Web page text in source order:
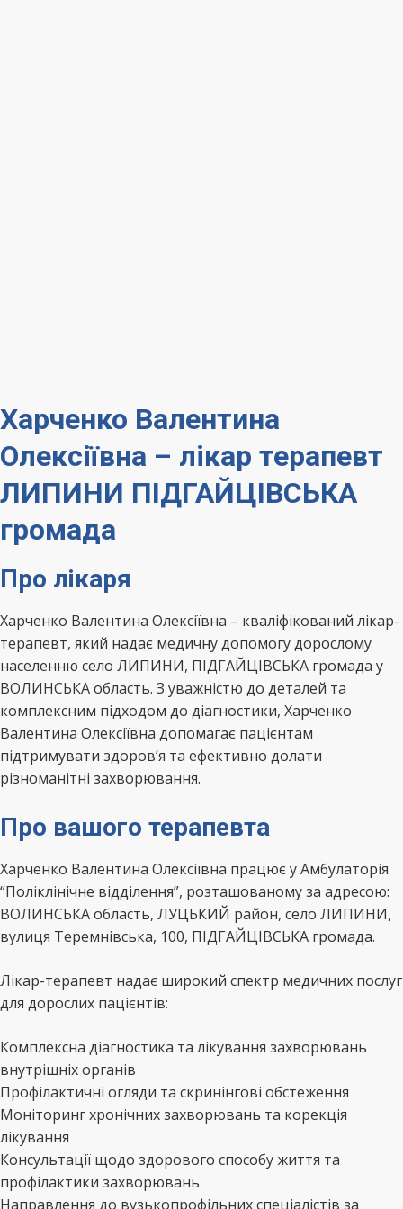
Харченко Валентина
Олексіївна – лікар терапевт
ЛИПИНИ ПІДГАЙЦІВСЬКА
громада
Про лікаря
Харченко Валентина Олексіївна – кваліфікований лікар-
терапевт, який надає медичну допомогу дорослому
населенню село ЛИПИНИ, ПІДГАЙЦІВСЬКА громада у
ВОЛИНСЬКА область. З уважністю до деталей та
комплексним підходом до діагностики, Харченко
Валентина Олексіївна допомагає пацієнтам
підтримувати здоров’я та ефективно долати
різноманітні захворювання.
Про вашого терапевта
Харченко Валентина Олексіївна працює у Амбулаторія
“Поліклінічне відділення”, розташованому за адресою:
ВОЛИНСЬКА область, ЛУЦЬКИЙ район, село ЛИПИНИ,
вулиця Теремнівська, 100, ПІДГАЙЦІВСЬКА громада.
Лікар-терапевт надає широкий спектр медичних послуг
для дорослих пацієнтів:
Комплексна діагностика та лікування захворювань
внутрішніх органів
Профілактичні огляди та скринінгові обстеження
Моніторинг хронічних захворювань та корекція
лікування
Консультації щодо здорового способу життя та
профілактики захворювань
Направлення до вузькопрофільних спеціалістів за